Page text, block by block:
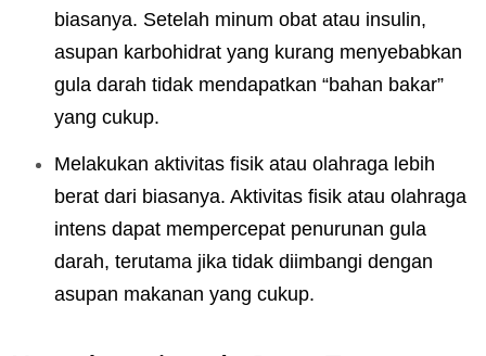
biasanya. Setelah minum obat atau insulin,
asupan karbohidrat yang kurang menyebabkan
gula darah tidak mendapatkan “bahan bakar”
yang cukup.
Melakukan aktivitas fisik atau olahraga lebih
berat dari biasanya. Aktivitas fisik atau olahraga
intens dapat mempercepat penurunan gula
darah, terutama jika tidak diimbangi dengan
asupan makanan yang cukup.